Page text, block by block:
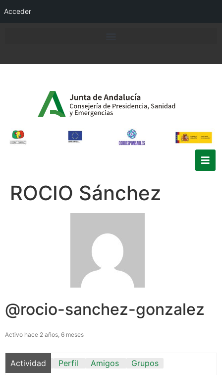
Acceder
ROCIO Sánchez
@rocio-sanchez-gonzalez
Activo hace 2 años, 6 meses
Actividad Perfil Amigos
Grupos